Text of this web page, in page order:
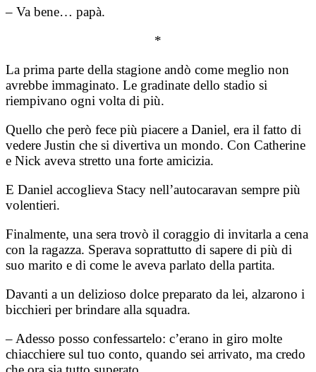
– Va bene… papà.
*
La prima parte della stagione andò come meglio non
avrebbe immaginato. Le gradinate dello stadio si
riempivano ogni volta di più.
Quello che però fece più piacere a Daniel, era il fatto di
vedere Justin che si divertiva un mondo. Con Catherine
e Nick aveva stretto una forte amicizia.
E Daniel accoglieva Stacy nell’autocaravan sempre più
volentieri.
Finalmente, una sera trovò il coraggio di invitarla a cena
con la ragazza. Sperava soprattutto di sapere di più di
suo marito e di come le aveva parlato della partita.
Davanti a un delizioso dolce preparato da lei, alzarono i
bicchieri per brindare alla squadra.
– Adesso posso confessartelo: c’erano in giro molte
chiacchiere sul tuo conto, quando sei arrivato, ma credo